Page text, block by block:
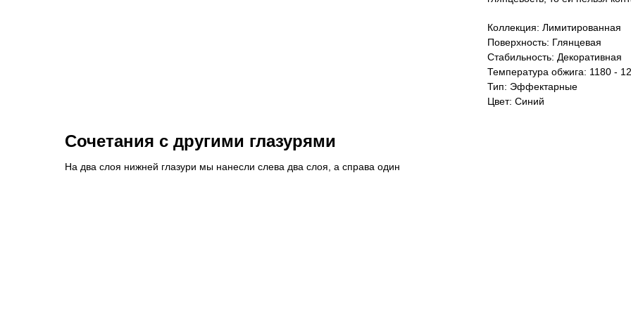
Коллекция: Лимитированная
Поверхность: Глянцевая
Стабильность: Декоративная
Температура обжига: 1180 -
Тип: Эффектарные
Цвет: Синий
Сочетания с другими глазурями
На два слоя нижней глазури мы нанесли слева два слоя, а справа один